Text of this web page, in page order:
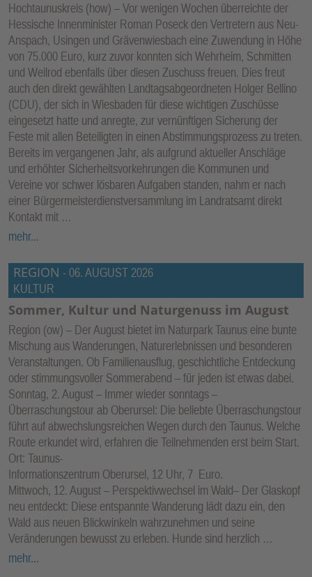
Hochtaunuskreis (how) – Vor wenigen Wochen überreichte der
Hessische Innenminister Roman Poseck den Vertretern aus Neu-
Anspach, Usingen und Grävenwiesbach eine Zuwendung in Höhe
von 75.000 Euro, kurz zuvor konnten sich Wehrheim, Schmitten
und Weilrod ebenfalls über diesen Zuschuss freuen. Dies freut
auch den direkt gewählten Landtagsabgeordneten Holger Bellino
(CDU), der sich in Wiesbaden für diese wichtigen Zuschüsse
eingesetzt hatte und anregte, zur vernünftigen Sicherung der
Feste mit allen Beteiligten in einen Abstimmungsprozess zu treten.
Bereits im vergangenen Jahr, als aufgrund aktueller Anschläge
und erhöhter Sicherheitsvorkehrungen die Kommunen und
Vereine vor schwer lösbaren Aufgaben standen, nahm er nach
einer Bürgermeisterdienstversammlung im Landratsamt direkt
Kontakt mit …
mehr...
REGION - 06. AUGUST 2026
KULTUR
Sommer, Kultur und Naturgenuss im August
Region (ow) – Der August bietet im Naturpark Taunus eine bunte
Mischung aus Wanderungen, Naturerlebnissen und besonderen
Veranstaltungen. Ob Familienausflug, geschichtliche Entdeckung
oder stimmungsvoller Sommerabend – für jeden ist etwas dabei.
Sonntag, 2. August – Immer wieder sonntags –
Überraschungstour ab Oberursel: Die beliebte Überraschungstour
führt auf abwechslungsreichen Wegen durch den Taunus. Welche
Route erkundet wird, erfahren die Teilnehmenden erst beim Start.
Ort: Taunus-
Informationszentrum Oberursel, 12 Uhr, 7 Euro.
Mittwoch, 12. August – Perspektivwechsel im Wald– Der Glaskopf
neu entdeckt: Diese entspannte Wanderung lädt dazu ein, den
Wald aus neuen Blickwinkeln wahrzunehmen und seine
Veränderungen bewusst zu erleben. Hunde sind herzlich …
mehr...